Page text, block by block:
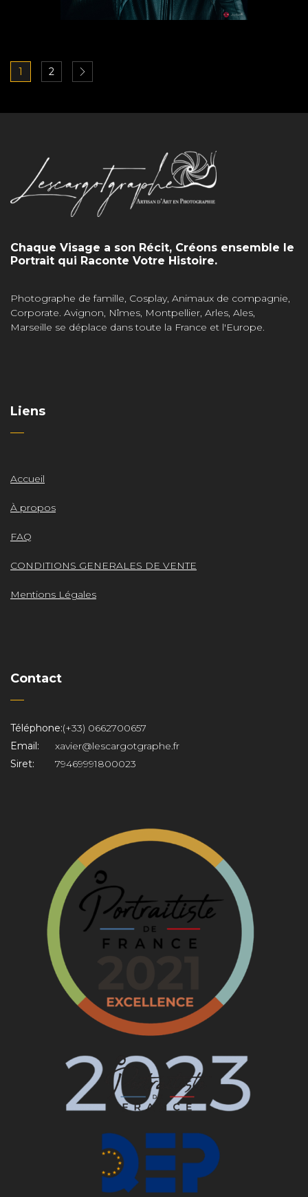
1 2
Chaque Visage a son Récit, Créons ensemble le
Portrait qui Raconte Votre Histoire.
Photographe de famille, Cosplay, Animaux de compagnie,
Corporate. Avignon, Nîmes, Montpellier, Arles, Ales,
Marseille se déplace dans toute la France et l'Europe.
Liens
Accueil
À propos
FAQ
CONDITIONS GENERALES DE VENTE
Mentions Légales
Contact
Téléphone:(+33) 0662700657
Email:
xavier@lescargotgraphe.fr
Siret:
79469991800023